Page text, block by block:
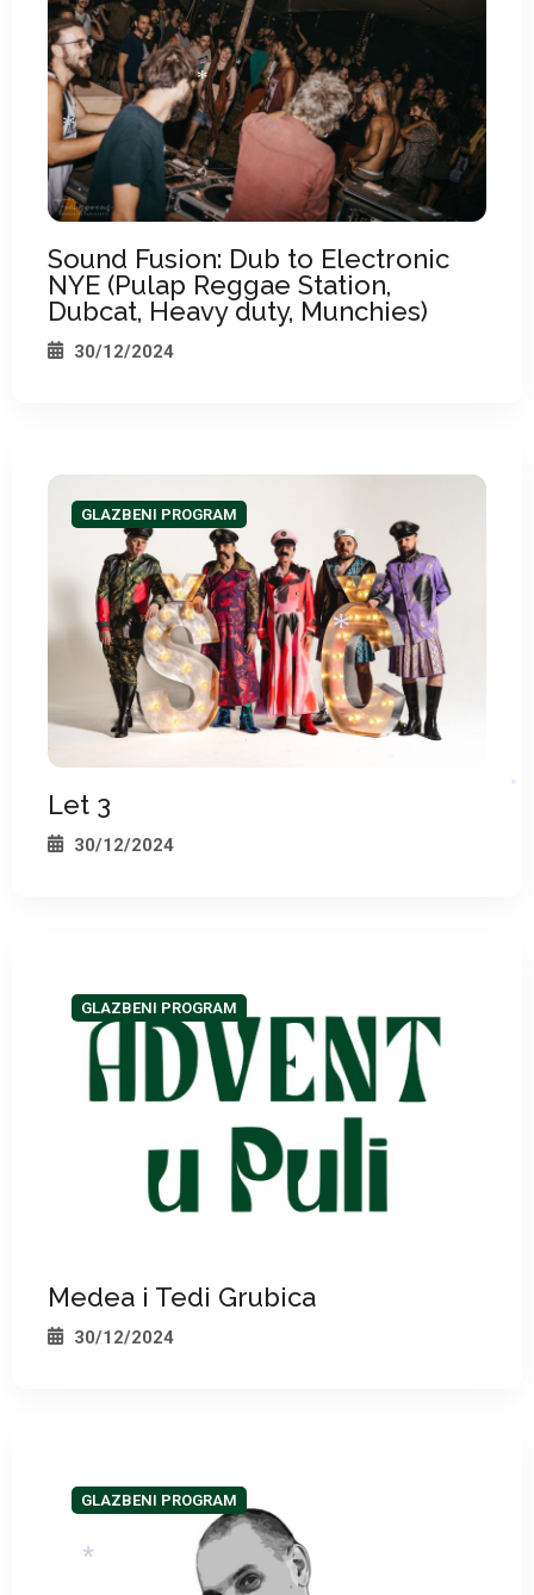
Sound Fusion: Dub to Electronic
NYE (Pulap Reggae Station,
Dubcat, Heavy duty, Munchies)
30/12/2024
GLAZBENI PROGRAM
Let 3
30/12/2024
GLAZBENI PROGRAM
Medea i Tedi Grubica
30/12/2024
GLAZBENI PROGRAM
*
*